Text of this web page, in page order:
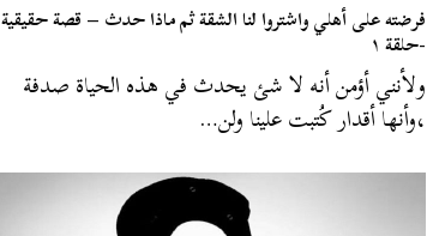
فرضته على أهلي واشتروا لنا الشقة ثم ماذا حدث – قصة حقيقية
-حلقة ١
ولأنني أؤمن أنه لا شئ يحدث في هذه الحياة صدفة
،وأنها أقدار كُتبت علينا ولن…